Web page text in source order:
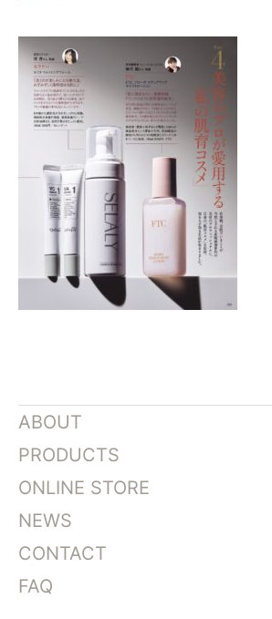
ABOUT
PRODUCTS
ONLINE STORE
NEWS
CONTACT
FAQ